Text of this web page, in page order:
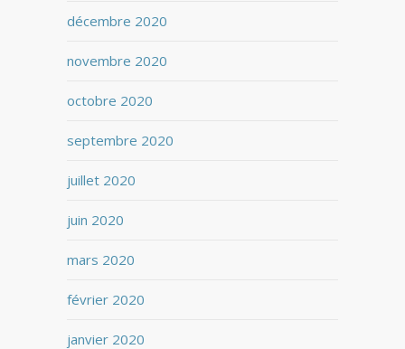
décembre 2020
novembre 2020
octobre 2020
septembre 2020
juillet 2020
juin 2020
mars 2020
février 2020
janvier 2020